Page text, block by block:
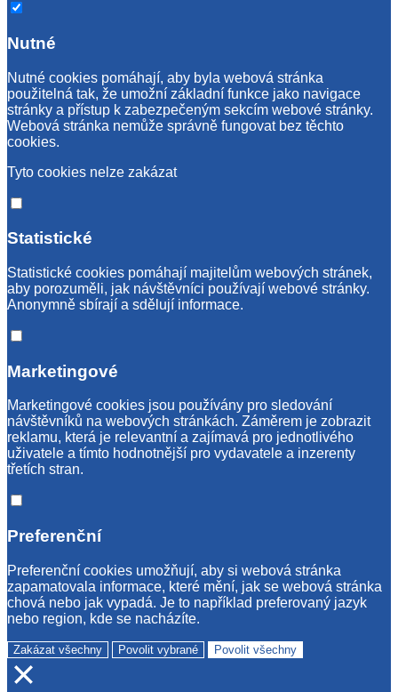
Nutné
Nutné cookies pomáhají, aby byla webová stránka
použitelná tak, že umožní základní funkce jako navigace
stránky a přístup k zabezpečeným sekcím webové stránky.
Webová stránka nemůže správně fungovat bez těchto
cookies.
Tyto cookies nelze zakázat
Statistické
Statistické cookies pomáhají majitelům webových stránek,
aby porozuměli, jak návštěvníci používají webové stránky.
Anonymně sbírají a sdělují informace.
Marketingové
Marketingové cookies jsou používány pro sledování
návštěvníků na webových stránkách. Záměrem je zobrazit
reklamu, která je relevantní a zajímavá pro jednotlivého
uživatele a tímto hodnotnější pro vydavatele a inzerenty
třetích stran.
Preferenční
Preferenční cookies umožňují, aby si webová stránka
zapamatovala informace, které mění, jak se webová stránka
chová nebo jak vypadá. Je to například preferovaný jazyk
nebo region, kde se nacházíte.
Zakázat všechny Povolit vybrané